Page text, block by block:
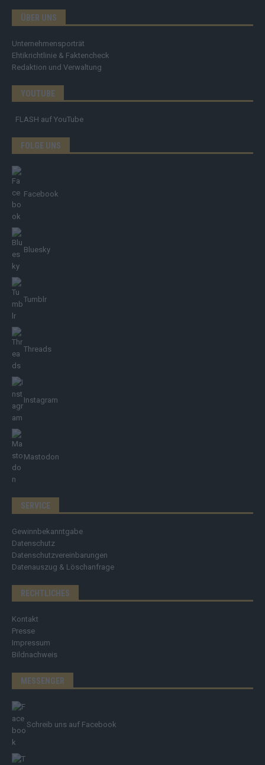
ÜBER UNS
Unternehmensporträt
Ehtikrichtlinie & Faktencheck
Redaktion und Verwaltung
YOUTUBE
FLASH auf YouTube
FOLGE UNS
Facebook
Bluesky
Tumblr
Threads
Instagram
Mastodon
SERVICE
Gewinnbekanntgabe
Datenschutz
Datenschutzvereinbarungen
Datenauszug & Löschanfrage
RECHTLICHES
Kontakt
Presse
Impressum
Bildnachweis
MESSENGER
Schreib uns auf Facebook